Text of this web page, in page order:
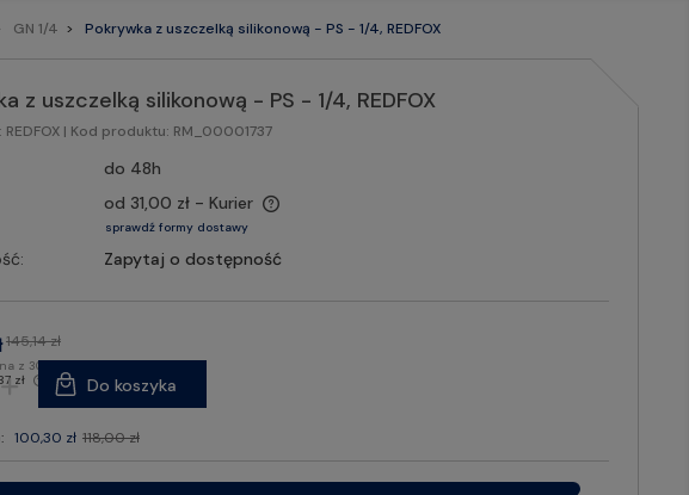
GN 1/4 Pokrywka z uszczelką silikonową - PS - 1/4, REDFOX
z uszczelką silikonową - PS - 1/4, REDFOX
REDFOX | Kod produktu: RM_00001737
do 48h
od 31,00 zł - Kurier
sprawdź formy dostawy
Zapytaj o dostępność
145,14 zł
z 30 dni przed
zł
100,30 zł 118,00 zł
Do koszyka